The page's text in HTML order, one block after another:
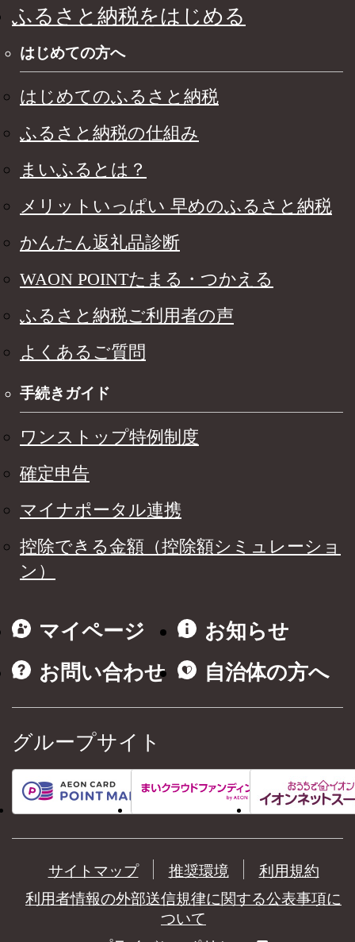
ふるさと納税をはじめる
はじめての方へ
はじめてのふるさと納税
ふるさと納税の仕組み
まいふるとは？
メリットいっぱい 早めのふるさと納税
かんたん返礼品診断
WAON POINTたまる・つかえる
ふるさと納税ご利用者の声
よくあるご質問
手続きガイド
ワンストップ特例制度
確定申告
マイナポータル連携
控除できる金額（控除額シミュレーショ
ン）
マイページ
お知らせ
お問い合わせ
自治体の方へ
グループサイト
サイトマップ 推奨環境
利用規約
利用者情報の外部送信規律に関する公表事項に
ついて